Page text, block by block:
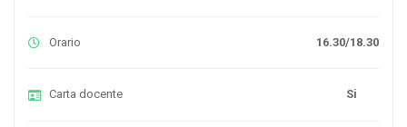
Orario 16.30/18.30
Carta docente Si